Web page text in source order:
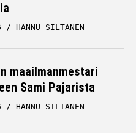
HANNU SILTANEN
maailmanmestari
Sami Pajarista
HANNU SILTANEN